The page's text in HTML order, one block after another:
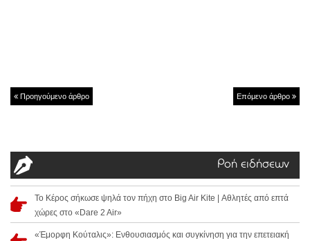
Προηγούμενο άρθρο Επόμενο άρθρο
Ροή ειδήσεων
Το Κέρος σήκωσε ψηλά τον πήχη στο Big Air Kite | Αθλητές από επτά
χώρες στο «Dare 2 Air»
«Έμορφη Κούταλις»: Ενθουσιασμός και συγκίνηση για την επετειακή